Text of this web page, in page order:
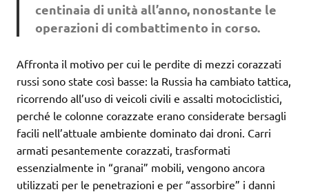
centinaia di unità all’anno, nonostante le
operazioni di combattimento in corso.
Affronta il motivo per cui le perdite di mezzi corazzati
russi sono state così basse: la Russia ha cambiato tattica,
ricorrendo all’uso di veicoli civili e assalti motociclistici,
perché le colonne corazzate erano considerate bersagli
facili nell’attuale ambiente dominato dai droni. Carri
armati pesantemente corazzati, trasformati
essenzialmente in “granai” mobili, vengono ancora
utilizzati per le penetrazioni e per “assorbire” i danni